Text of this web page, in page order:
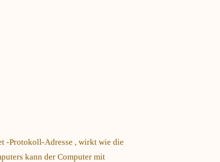
-Protokoll-Adresse , wirkt wie die
kann der Computer mit